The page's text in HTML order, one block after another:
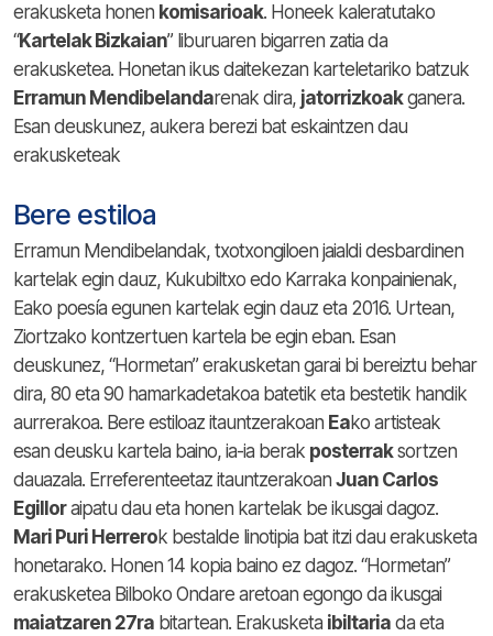
erakusketa honen komisarioak. Honeek kaleratutako
“Kartelak Bizkaian” liburuaren bigarren zatia da
erakusketea. Honetan ikus daitekezan karteletariko batzuk
Erramun Mendibelandarenak dira, jatorrizkoakganera.
Esan deuskunez, aukera berezi bat eskaintzen dau
erakusketeak
Bere estiloa
Erramun Mendibelandak, txotxongiloen jaialdi desbardinen
kartelak egin dauz, Kukubiltxo edo Karraka konpainienak,
Eako poesía egunen kartelak egin dauz eta 2016. Urtean,
Ziortzako kontzertuen kartela be egin eban. Esan
deuskunez, “Hormetan” erakusketan garai bi bereiztu behar
dira, 80 eta 90 hamarkadetakoa batetik eta bestetik handik
aurrerakoa. Bere estiloaz itauntzerakoan Eako artisteak
esan deusku kartela baino, ia-ia berak posterraksortzen
dauazala. Erreferenteetaz itauntzerakoan Juan Carlos
Egilloraipatu dau eta honen kartelak be ikusgai dagoz.
Mari Puri Herrerok bestalde linotipia bat itzi dau erakusketa
honetarako. Honen 14 kopia baino ez dagoz. “Hormetan”
erakusketea Bilboko Ondare aretoan egongo da ikusgai
maiatzaren 27ra bitartean. Erakusketa ibiltaria da eta